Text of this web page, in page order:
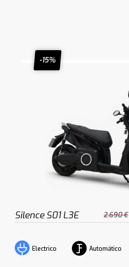
-15%
Silence S01 L3E 2.690 €
Electrico Automático